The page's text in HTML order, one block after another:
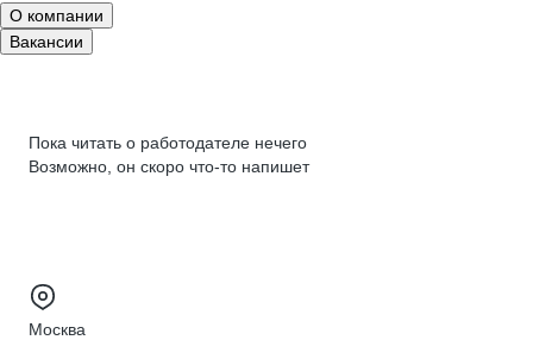
О компании
Вакансии
Пока читать о работодателе нечего
Возможно, он скоро что‑то напишет
Москва